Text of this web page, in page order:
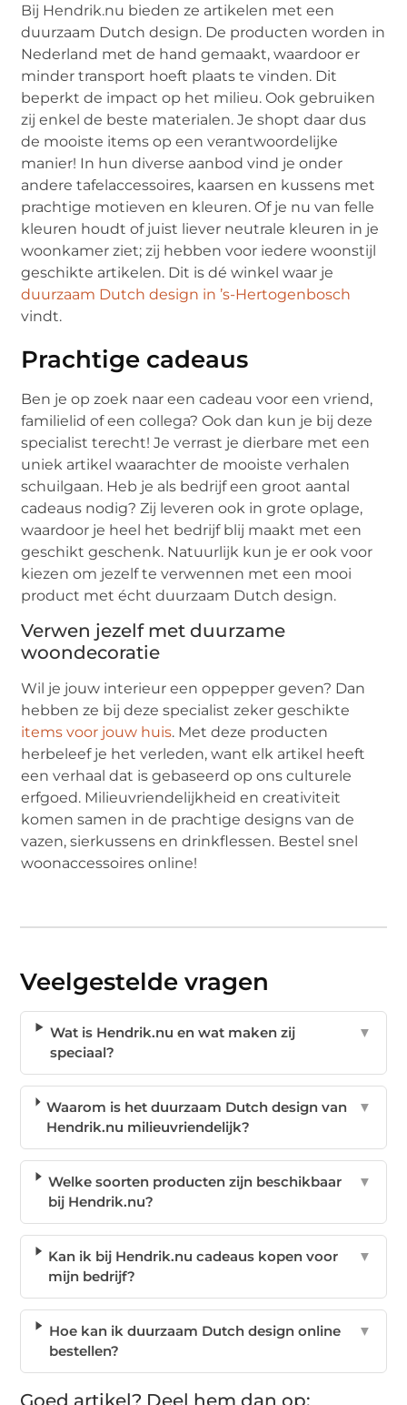
Bij Hendrik.nu bieden ze artikelen met een
duurzaam Dutch design. De producten worden in
Nederland met de hand gemaakt, waardoor er
minder transport hoeft plaats te vinden. Dit
beperkt de impact op het milieu. Ook gebruiken
zij enkel de beste materialen. Je shopt daar dus
de mooiste items op een verantwoordelijke
manier! In hun diverse aanbod vind je onder
andere tafelaccessoires, kaarsen en kussens met
prachtige motieven en kleuren. Of je nu van felle
kleuren houdt of juist liever neutrale kleuren in je
woonkamer ziet; zij hebben voor iedere woonstijl
geschikte artikelen. Dit is dé winkel waar je
duurzaam Dutch design in ’s-Hertogenbosch
vindt.
Prachtige cadeaus
Ben je op zoek naar een cadeau voor een vriend,
familielid of een collega? Ook dan kun je bij deze
specialist terecht! Je verrast je dierbare met een
uniek artikel waarachter de mooiste verhalen
schuilgaan. Heb je als bedrijf een groot aantal
cadeaus nodig? Zij leveren ook in grote oplage,
waardoor je heel het bedrijf blij maakt met een
geschikt geschenk. Natuurlijk kun je er ook voor
kiezen om jezelf te verwennen met een mooi
product met écht duurzaam Dutch design.
Verwen jezelf met duurzame
woondecoratie
Wil je jouw interieur een oppepper geven? Dan
hebben ze bij deze specialist zeker geschikte
items voor jouw huis. Met deze producten
herbeleef je het verleden, want elk artikel heeft
een verhaal dat is gebaseerd op ons culturele
erfgoed. Milieuvriendelijkheid en creativiteit
komen samen in de prachtige designs van de
vazen, sierkussens en drinkflessen. Bestel snel
woonaccessoires online!
Veelgestelde vragen
Wat is Hendrik.nu en wat maken zij
speciaal?
▼
Waarom is het duurzaam Dutch design van
Hendrik.nu milieuvriendelijk?
▼
Welke soorten producten zijn beschikbaar
bij Hendrik.nu?
▼
Kan ik bij Hendrik.nu cadeaus kopen voor
mijn bedrijf?
▼
Hoe kan ik duurzaam Dutch design online
bestellen?
▼
Goed artikel? Deel hem dan op: